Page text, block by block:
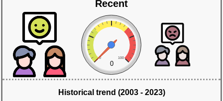
Recent
0 100
0
Historical trend (2003 - 2023)